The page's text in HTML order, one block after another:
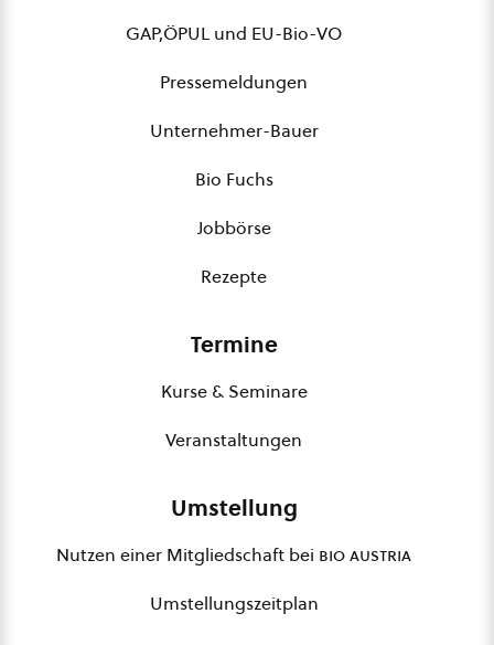
GAP,ÖPUL und EU-Bio-VO
Pressemeldungen
Unternehmer-Bauer
Bio Fuchs
Jobbörse
Rezepte
Termine
Kurse & Seminare
Veranstaltungen
Umstellung
Nutzen einer Mitgliedschaft bei bio austria
Umstellungszeitplan